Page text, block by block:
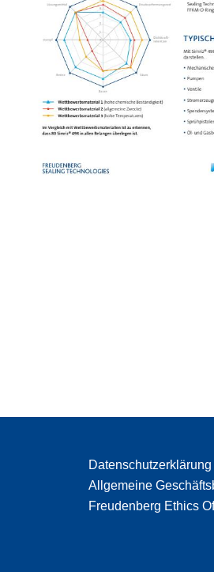
Datenschutzerklärung
Allgemeine
Freudenberg Ethics